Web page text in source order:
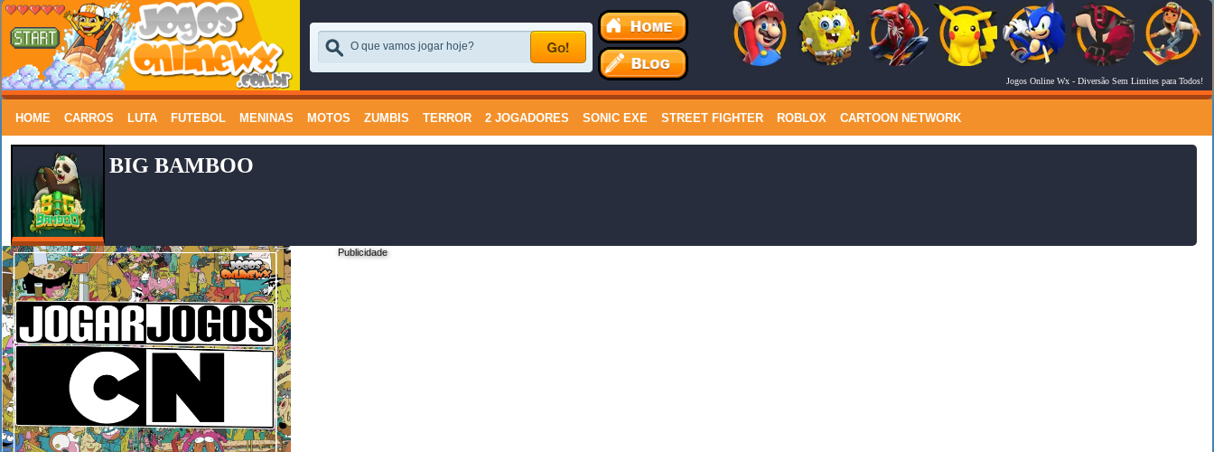
Jogos Online Wx - Diversão Sem Limites para Todos!
HOME CARROS LUTA FUTEBOL MENINAS MOTOS ZUMBIS TERROR 2 JOGADORES SONIC EXE STREET FIGHTER ROBLOX CARTOON NETWORK
BIG BAMBOO
Publicidade